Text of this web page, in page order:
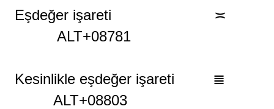
Eşdeğer işareti
≍
ALT+08781
Kesinlikle eşdeğer işareti
≣
ALT+08803